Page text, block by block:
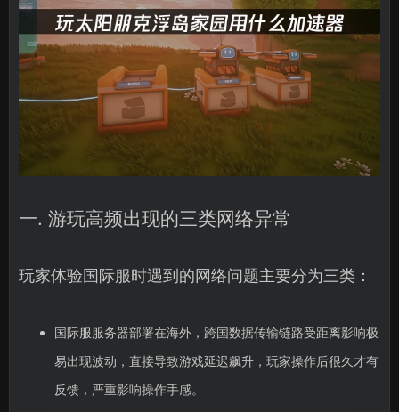
一. 游玩高频出现的三类网络异常
玩家体验国际服时遇到的网络问题主要分为三类：
国际服服务器部署在海外，跨国数据传输链路受距离影响极
易出现波动，直接导致游戏延迟飙升，玩家操作后很久才有
反馈，严重影响操作手感。